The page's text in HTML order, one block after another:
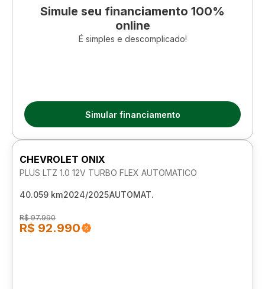
Simule seu financiamento 100%
online
É simples e descomplicado!
Simular financiamento
CHEVROLET ONIX
PLUS LTZ 1.0 12V TURBO FLEX AUTOMATICO
40.059 km2024/2025AUTOMAT.
R$ 97.990
R$ 92.990